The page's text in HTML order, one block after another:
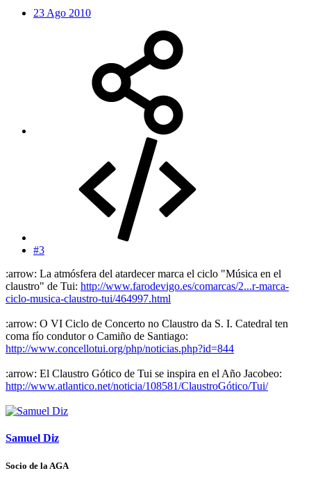
23 Ago 2010
#3
:arrow: La atmósfera del atardecer marca el ciclo "Música en el
claustro" de Tui: http://www.farodevigo.es/comarcas/2...r-marca-
ciclo-musica-claustro-tui/464997.html
:arrow: O VI Ciclo de Concerto no Claustro da S. I. Catedral ten
coma fío condutor o Camiño de Santiago:
http://www.concellotui.org/php/noticias.php?id=844
:arrow: El Claustro Gótico de Tui se inspira en el Año Jacobeo:
http://www.atlantico.net/noticia/108581/ClaustroGótico/Tui/
Samuel Diz
Socio de la AGA